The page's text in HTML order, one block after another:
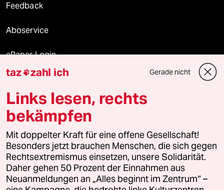
Feedback
Aboservice
ePaper Login
Downloads für Abonnierende
© 2026 taz Verlags und Vertriebs GmbH
Alle Rechte vorbehalten. Bei rechtlichen Fragen oder für Genehmigungen
wenden Sie sich bitte an
lizenzen@taz.de
Feedback Redaktionsstatut Kommune-Richtlinien
taz zahl ich Gerade nicht
Links lesen, rechts
bekämpfen
Mit doppelter Kraft für eine offene Gesellschaft!
Besonders jetzt brauchen Menschen, die sich gegen
Rechtsextremismus einsetzen, unsere Solidarität.
Daher gehen 50 Prozent der Einnahmen aus
Neuanmeldungen an „Alles beginnt im Zentrum“ –